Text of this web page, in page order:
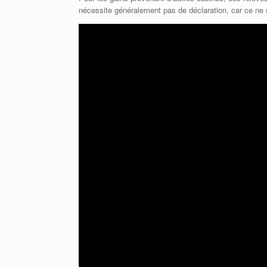
nécessite généralement pas de déclaration, car ce